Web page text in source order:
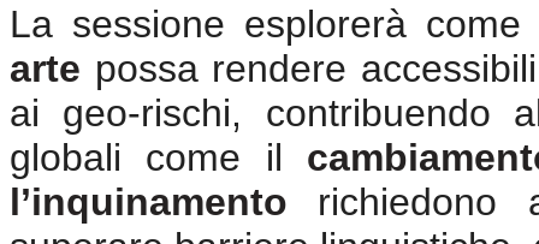
La sessione esplorerà
arte possa rendere
ai geo-rischi, contribuendo
globali come il
l’inquinamento richiedono